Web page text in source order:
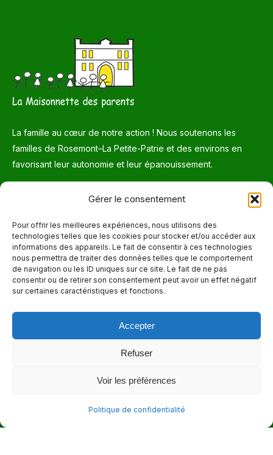
Gérer le consentement
Pour offrir les meilleures expériences, nous utilisons des
technologies telles que les cookies pour stocker et/ou accéder aux
informations des appareils. Le fait de consentir à ces technologies
nous permettra de traiter des données telles que le comportement
de navigation ou les ID uniques sur ce site. Le fait de ne pas
consentir ou de retirer son consentement peut avoir un effet négatif
sur certaines caractéristiques et fonctions.
Accepter
Refuser
Voir les préférences
Politique de confidentialité
La famille au cœur de notre action ! Nous soutenons les
familles de Rosemont–La Petite-Patrie et des environs en
favorisant leur autonomie et leur épanouissement.
Courriel
info@maisonnettedesparents.org
Trouvez nous sur :
6651, boul. Saint-Laurent, Montréal (Québec) H2S 3C5
Heures d'ouvertures